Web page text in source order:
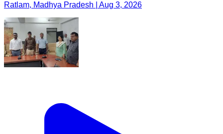
Ratlam, Madhya Pradesh | Aug 3, 2026